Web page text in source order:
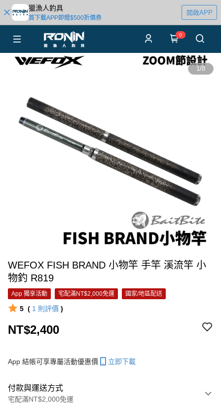
獵漁人釣具
首下載APP即贈$500折價券
開啟APP
0
1/8
WEFOX FISH BRAND 小物竿 手竿 溪流竿 小
物釣 R819
App 獨享活動 宅配滿NT$2,000免運 國家/地區配送
5 ( 1 則評價 )
NT$2,400
App 結帳可享專屬活動優惠價 立即下載
付款與運送方式
宅配滿NT$2,000免運